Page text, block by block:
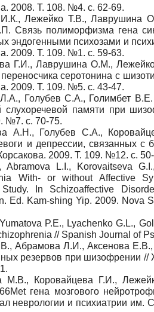
2008. Т. 108. №4. с. 62-69.
Лежейко Т.В., Лаврушина
Связь полиморфизма гена
эндогенными психозами и
2009. Т. 109. №1. с. 59-63.
Г.И., Лаврушина О.М.,
серотонина с
2009. Т. 109. №5. с. 43-47.
Голубев С.А., Голимбет
слухоречевой памяти при
№7. с. 70-75.
А.Н., Голубев С.А.,
и депрессии, связанных
2009. Т. 109. №12. с.
L.I., Korovaitseva
With- or without Affective
In Schizoaffective
Ed. Kam-shing Yip. 2009. Nova
P.E., Lyachenko G.L.,
// Spanish Journal of
Абрамова Л.И., Аксенова Е.В.,
резервов при шизофрении //
Коровайцева Г.И.,
гена мозгового
неврологии и психиатрии им.